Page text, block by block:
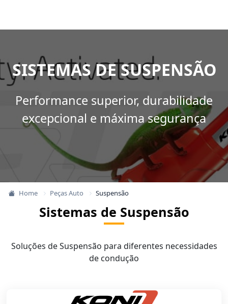
SISTEMAS DE SUSPENSÃO
Performance superior, durabilidade
excepcional e máxima segurança
Home Peças Auto Suspensão
Sistemas de Suspensão
Soluções de Suspensão para diferentes necessidades
de condução